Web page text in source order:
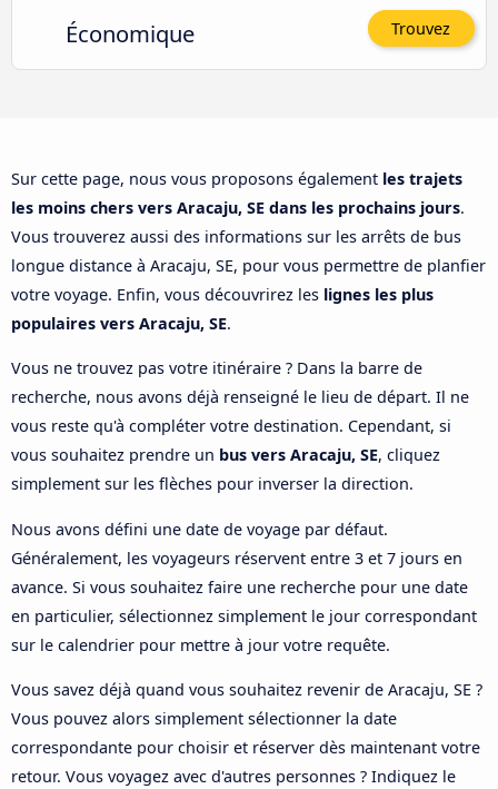
Économique Trouvez
Sur cette page, nous vous proposons également les trajets
les moins chers vers Aracaju, SE dans les prochains jours.
Vous trouverez aussi des informations sur les arrêts de bus
longue distance à Aracaju, SE, pour vous permettre de planfier
votre voyage. Enfin, vous découvrirez les lignes les plus
populaires vers Aracaju, SE.
Vous ne trouvez pas votre itinéraire ? Dans la barre de
recherche, nous avons déjà renseigné le lieu de départ. Il ne
vous reste qu'à compléter votre destination. Cependant, si
vous souhaitez prendre un bus vers Aracaju, SE, cliquez
simplement sur les flèches pour inverser la direction.
Nous avons défini une date de voyage par défaut.
Généralement, les voyageurs réservent entre 3 et 7 jours en
avance. Si vous souhaitez faire une recherche pour une date
en particulier, sélectionnez simplement le jour correspondant
sur le calendrier pour mettre à jour votre requête.
Vous savez déjà quand vous souhaitez revenir de Aracaju, SE ?
Vous pouvez alors simplement sélectionner la date
correspondante pour choisir et réserver dès maintenant votre
retour. Vous voyagez avec d'autres personnes ? Indiquez le